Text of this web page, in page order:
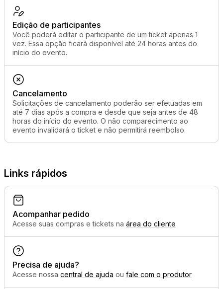
Edição de participantes
Você poderá editar o participante de um ticket apenas 1
vez. Essa opção ficará disponível até 24 horas antes do
início do evento.
Cancelamento
Solicitações de cancelamento poderão ser efetuadas em
até 7 dias após a compra e desde que seja antes de 48
horas do início do evento. O não comparecimento ao
evento invalidará o ticket e não permitirá reembolso.
Links rápidos
Acompanhar pedido
Acesse suas compras e tickets na área do cliente
Precisa de ajuda?
Acesse nossa central de ajuda ou fale com o produtor